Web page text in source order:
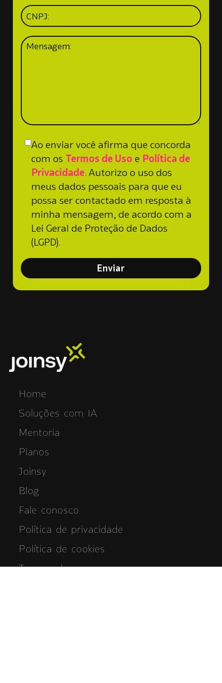
Ao enviar você afirma que concorda
com os Termos de Uso e Política de
Privacidade. Autorizo o uso dos
meus dados pessoais para que eu
possa ser contactado em resposta à
minha mensagem, de acordo com a
Lei Geral de Proteção de Dados
(LGPD).
Enviar
Home
Soluções com IA
Mentoria
Planos
Joinsy
Blog
Fale conosco
Política de privacidade
Política de cookies
Termos de uso